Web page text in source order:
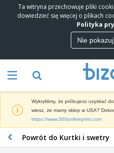
Ta witryna przechowuje pliki
dowiedzieć się więcej o plikach
Polityka
Nie
Wykryliśmy, że próbujesz uzyskać
wiesz, że mamy sklep w USA?
https://www.360onlineprint.com
Powrót do Kurtki i swetry